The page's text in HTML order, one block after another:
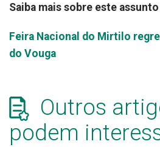
Saiba mais sobre este
Feira Nacional do Mirtilo
do Vouga
Outros
podem